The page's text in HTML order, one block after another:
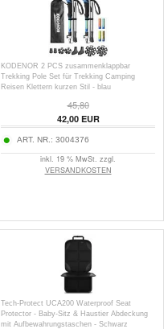
KODENOR 2 PCS zusammenklappbar
Trekking Pole Set für Trekking Camping
Reisen Klettern kurzen Stil - blau
45,80
42,00EUR
ART. NR.: 3004376
inkl. 19 % MwSt. zzgl.
VERSANDKOSTEN
Tech-Protect UCA200 Waterproof Seat
Protector - Baby-Sitz & Haustier Abdeckung
mit Aufbewahrungstaschen - Schwarz